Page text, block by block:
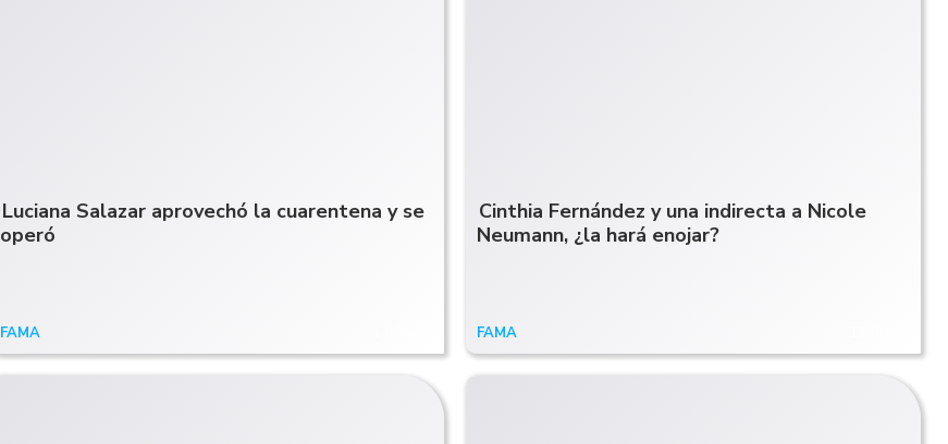
Luciana Salazar aprovechó la cuarentena y se
operó
FAMA
Cinthia Fernández y una indirecta a Nicole
Neumann, ¿la hará enojar?
FAMA